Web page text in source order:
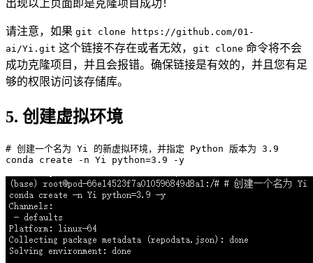
出现以上页面即是克隆项目成功！
请注意，如果 git clone https://github.com/01-
ai/Yi.git 这个链接不存在或者无效， git clone 命令将不会
成功克隆项目，并且会报错。确保链接是有效的，并且您有足
够的权限访问该存储库。
5. 创建虚拟环境
# 创建一个名为 Yi 的新虚拟环境，并指定 Python 版本为 3.9